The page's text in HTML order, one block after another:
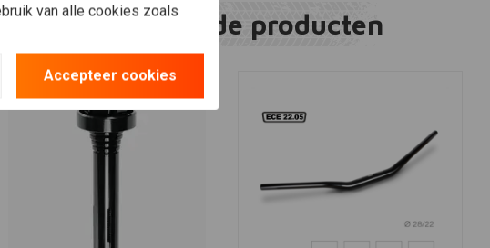
Gerelateerde producten
van alle cookies zoals
Accepteer cookies